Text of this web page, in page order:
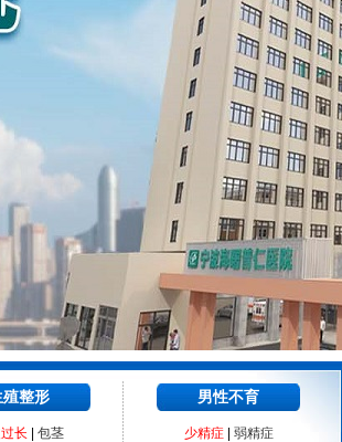
殖整形
长
包茎
男性不育
少精症| 弱精症